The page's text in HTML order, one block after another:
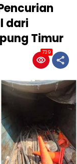
dari
Timur
739